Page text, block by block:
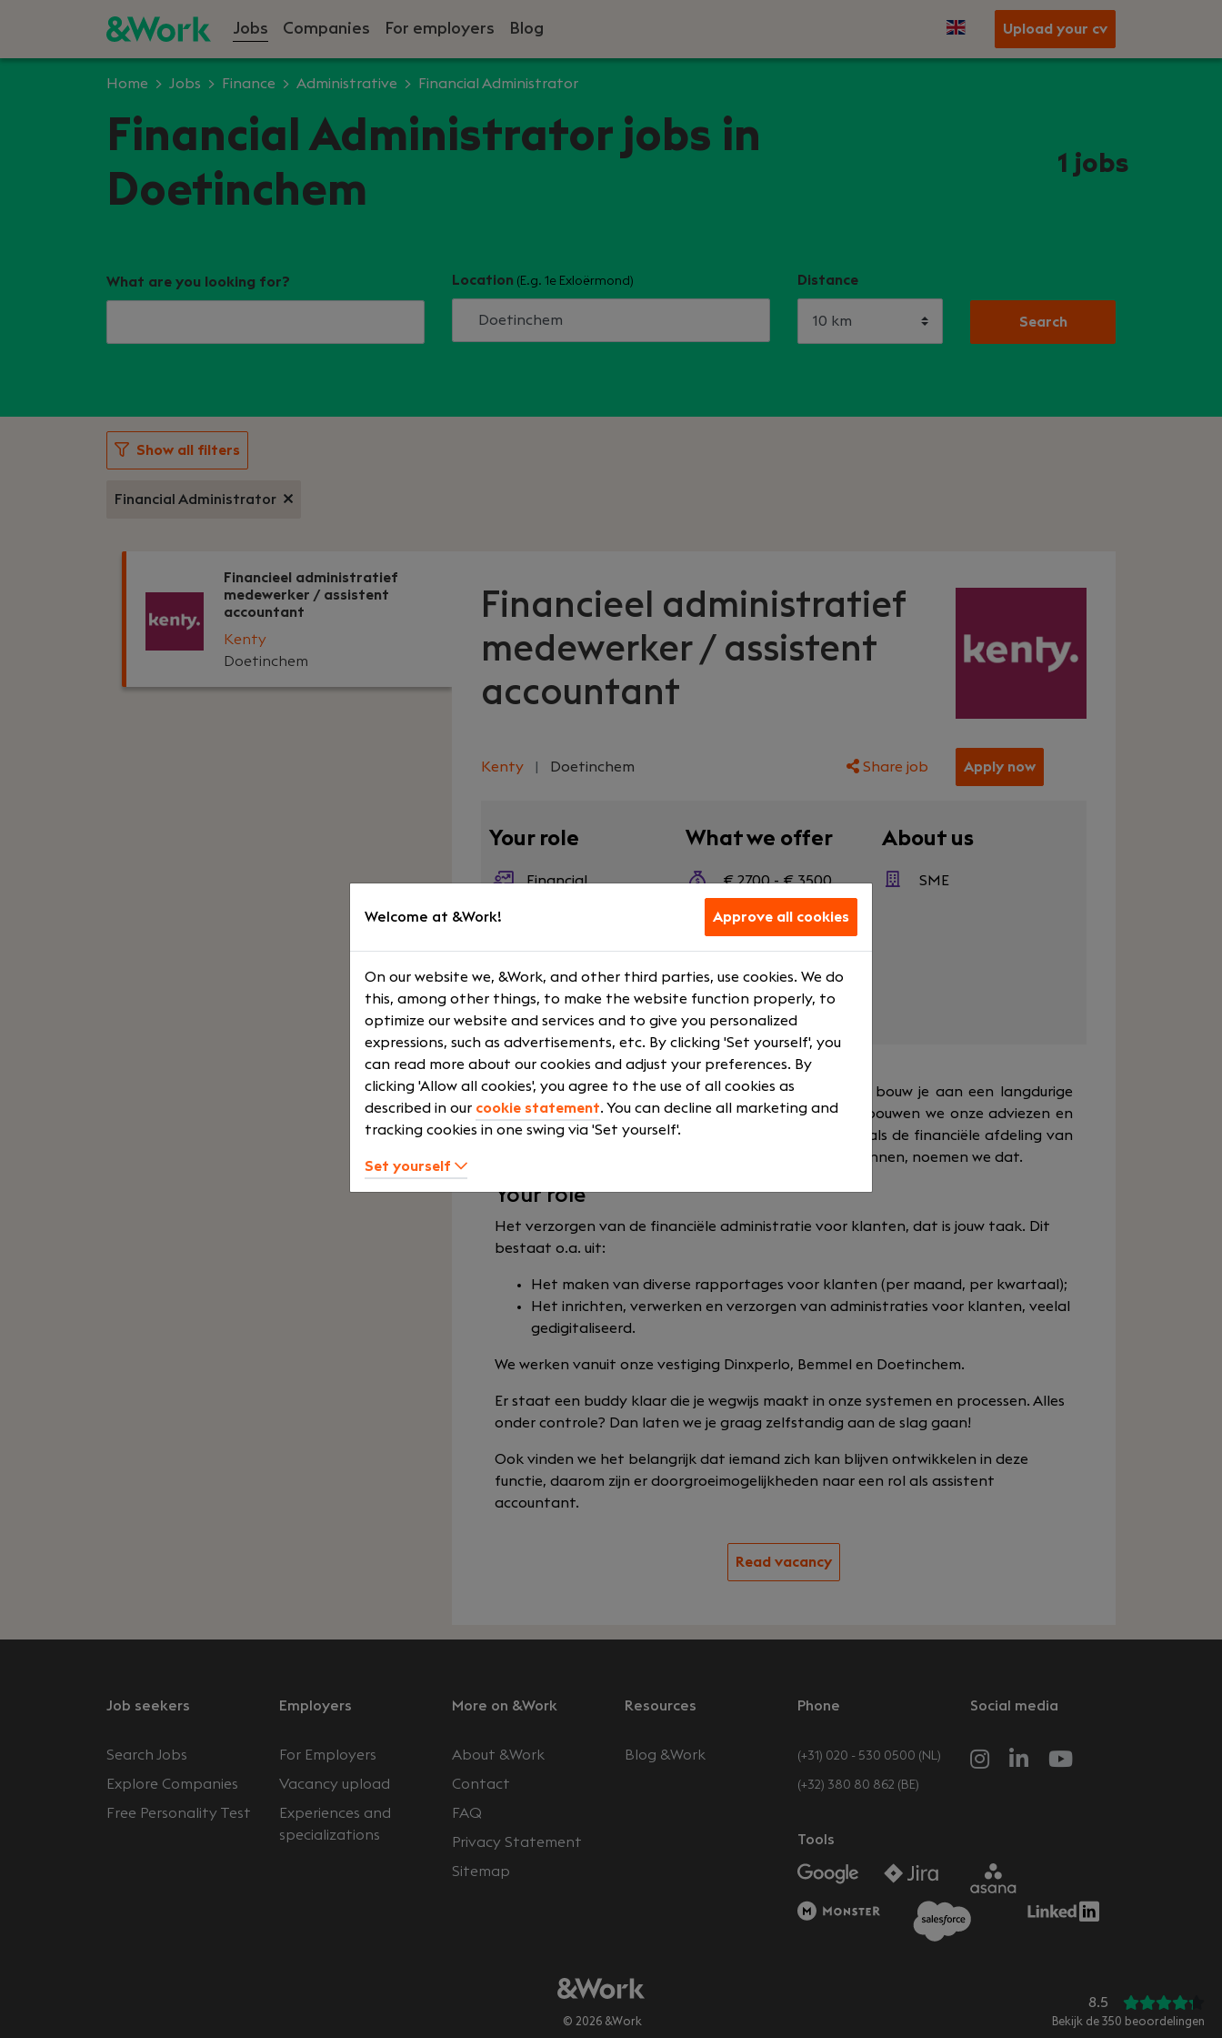
Jobs Companies For employers Blog Upload your cv
Home Jobs Finance Administrative Financial Administrator
Financial Administrator jobs in
Doetinchem
1 jobs
What are you looking for? Location (E.g. 1e Exloërmond) Distance
Search
Show all filters
Financial Administrator
Financieel administratief
medewerker / assistent
accountant
Kenty
Doetinchem
Financieel administratief
medewerker / assistent
accountant
Kenty Doetinchem Share job Apply now
Your role
Financial
What we offer
€ 2700 - € 3500
Courses and training
Flexible hours
Show more
About us
SME
Als je elkaar goed kent, dan vertrouw je elkaar. Dan bouw je aan een langdurige
relatie waarin je optimaal samenwerkt. Op die basis bouwen we onze adviezen en
bieden we je de beste financiële oplossingen. Zie ons als de financiële afdeling van
je bedrijf die meebouwt aan de toekomst. Kennen = kunnen, noemen we dat.
Your role
Het verzorgen van de financiële administratie voor klanten, dat is jouw taak. Dit
bestaat o.a. uit:
Het maken van diverse rapportages voor klanten (per maand, per kwartaal);
Het inrichten, verwerken en verzorgen van administraties voor klanten, veelal
gedigitaliseerd.
We werken vanuit onze vestiging Dinxperlo, Bemmel en Doetinchem.
Er staat een buddy klaar die je wegwijs maakt in onze systemen en processen. Alles
onder controle? Dan laten we je graag zelfstandig aan de slag gaan!
Ook vinden we het belangrijk dat iemand zich kan blijven ontwikkelen in deze
functie, daarom zijn er doorgroeimogelijkheden naar een rol als assistent
accountant.
Read vacancy
Job seekers
Search Jobs
Explore Companies
Free Personality Test
Employers
For Employers
Vacancy upload
Experiences and
specializations
More on &Work
About &Work
Contact
FAQ
Privacy Statement
Sitemap
Resources
Blog &Work
Phone
(+31) 020 - 530 0500 (NL)
(+32) 380 80 862 (BE)
Social media
Tools
© 2026 &Work
8.5
Bekijk de 350 beoordelingen
Welcome at &Work! Approve all cookies
On our website we, &Work, and other third parties, use cookies. We do
this, among other things, to make the website function properly, to
optimize our website and services and to give you personalized
expressions, such as advertisements, etc. By clicking 'Set yourself', you
can read more about our cookies and adjust your preferences. By
clicking 'Allow all cookies', you agree to the use of all cookies as
described in our cookie statement. You can decline all marketing and
tracking cookies in one swing via 'Set yourself'.
Set yourself